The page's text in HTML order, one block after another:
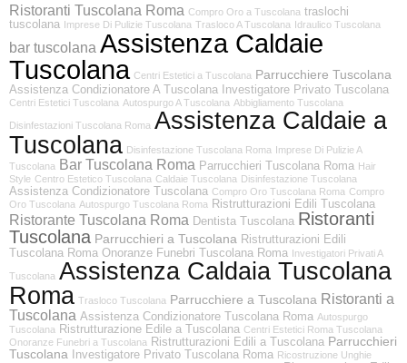
Ristoranti Tuscolana Roma Compro Oro a Tuscolana traslochi
tuscolana Imprese Di Pulizie Tuscolana Trasloco A Tuscolana Idraulico Tuscolana
bar tuscolana Assistenza Caldaie
Tuscolana Centri Estetici a Tuscolana Parrucchiere Tuscolana
Assistenza Condizionatore A Tuscolana Investigatore Privato Tuscolana
Centri Estetici Tuscolana Autospurgo A Tuscolana Abbigliamento Tuscolana
Disinfestazioni Tuscolana Roma Assistenza Caldaie a
Tuscolana Disinfestazione Tuscolana Roma Imprese Di Pulizie A
Tuscolana Bar Tuscolana Roma Parrucchieri Tuscolana Roma Hair
Style Centro Estetico Tuscolana Caldaie Tuscolana Disinfestazione Tuscolana
Assistenza Condizionatore Tuscolana Compro Oro Tuscolana Roma Compro
Oro Tuscolana Autospurgo Tuscolana Roma Ristrutturazioni Edili Tuscolana
Ristorante Tuscolana Roma Dentista Tuscolana Ristoranti
Tuscolana Parrucchieri a Tuscolana Ristrutturazioni Edili
Tuscolana Roma Onoranze Funebri Tuscolana Roma Investigatori Privati A
Tuscolana Assistenza Caldaia Tuscolana
Roma Trasloco Tuscolana Parrucchiere a Tuscolana Ristoranti a
Tuscolana Assistenza Condizionatore Tuscolana Roma Autospurgo
Tuscolana Ristrutturazione Edile a Tuscolana Centri Estetici Roma Tuscolana
Onoranze Funebri a Tuscolana Ristrutturazioni Edili a Tuscolana Parrucchieri
Tuscolana
Investigatore Privato Tuscolana Roma Ricostruzione Unghie